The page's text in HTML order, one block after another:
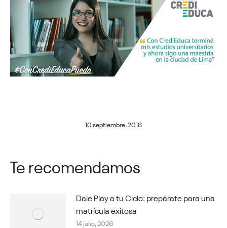
10 septiembre, 2018
Te recomendamos
Dale Play a tu Ciclo: prepárate para una
matrícula exitosa
14 julio, 2026